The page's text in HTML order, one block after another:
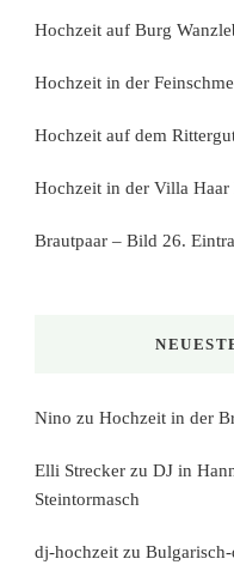
Hochzeit auf Burg
Hochzeit in der
Hochzeit auf dem
Hochzeit in der Villa
Brautpaar – Bild 26.
Nino zu Hochzeit in der
Elli Strecker zu DJ in
Steintormasch
dj-hochzeit zu